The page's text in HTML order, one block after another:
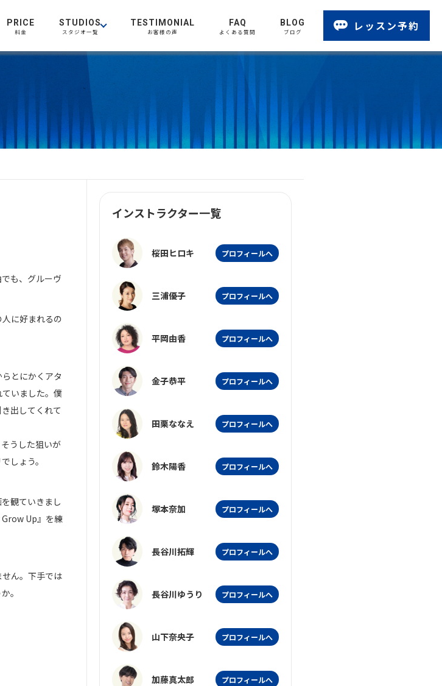
PRICE
料金
STUDIOS
スタジオ一覧
TESTIMONIAL
お客様の声
FAQ
よくある質問
BLOG
ブログ レッスン予約
も、グルーヴ
に好まれるの
とにかくアタ
いました。僕
出してくれて
うした狙いが
しょう。
観ていきまし
Grow Up』を練
ん。下手では
。
インストラクター一覧
桜田ヒロキ プロフィールへ
三浦優子 プロフィールへ
平岡由香 プロフィールへ
金子恭平 プロフィールへ
田栗ななえ プロフィールへ
鈴木陽香 プロフィールへ
塚本奈加 プロフィールへ
長谷川拓輝 プロフィールへ
長谷川ゆうり プロフィールへ
山下奈央子 プロフィールへ
加藤真太郎 プロフィールへ